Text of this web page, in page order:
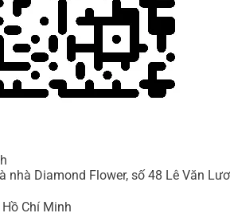
nhà Diamond Flower, số 48 Lê Văn
Chí Minh